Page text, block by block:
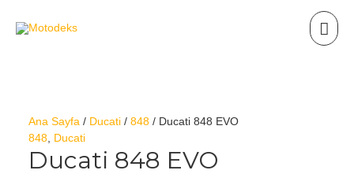
Ana Sayfa / Ducati/ 848/ Ducati 848 EVO
848, Ducati
Ducati 848 EVO